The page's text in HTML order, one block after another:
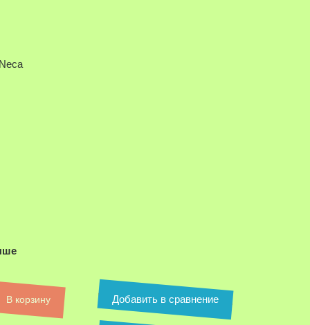
В корзину Добавить в сравнение